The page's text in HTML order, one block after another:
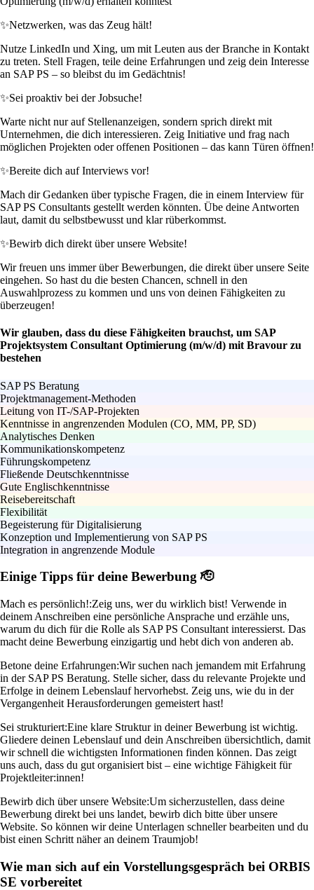
✨Netzwerken, was das Zeug hält!
Nutze LinkedIn und Xing, um mit Leuten aus der Branche in Kontakt
zu treten. Stell Fragen, teile deine Erfahrungen und zeig dein Interesse
an SAP PS – so bleibst du im Gedächtnis!
✨Sei proaktiv bei der Jobsuche!
Warte nicht nur auf Stellenanzeigen, sondern sprich direkt mit
Unternehmen, die dich interessieren. Zeig Initiative und frag nach
möglichen Projekten oder offenen Positionen – das kann Türen öffnen!
✨Bereite dich auf Interviews vor!
Mach dir Gedanken über typische Fragen, die in einem Interview für
SAP PS Consultants gestellt werden könnten. Übe deine Antworten
laut, damit du selbstbewusst und klar rüberkommst.
✨Bewirb dich direkt über unsere Website!
Wir freuen uns immer über Bewerbungen, die direkt über unsere Seite
eingehen. So hast du die besten Chancen, schnell in den
Auswahlprozess zu kommen und uns von deinen Fähigkeiten zu
überzeugen!
Wir glauben, dass du diese Fähigkeiten brauchst, um SAP
Projektsystem Consultant Optimierung (m/w/d) mit Bravour zu
bestehen
SAP PS Beratung
Projektmanagement-Methoden
Leitung von IT-/SAP-Projekten
Kenntnisse in angrenzenden Modulen (CO, MM, PP, SD)
Analytisches Denken
Kommunikationskompetenz
Führungskompetenz
Fließende Deutschkenntnisse
Gute Englischkenntnisse
Reisebereitschaft
Flexibilität
Begeisterung für Digitalisierung
Konzeption und Implementierung von SAP PS
Integration in angrenzende Module
Einige Tipps für deine Bewerbung 🫡
Mach es persönlich!:Zeig uns, wer du wirklich bist! Verwende in
deinem Anschreiben eine persönliche Ansprache und erzähle uns,
warum du dich für die Rolle als SAP PS Consultant interessierst. Das
macht deine Bewerbung einzigartig und hebt dich von anderen ab.
Betone deine Erfahrungen:Wir suchen nach jemandem mit Erfahrung
in der SAP PS Beratung. Stelle sicher, dass du relevante Projekte und
Erfolge in deinem Lebenslauf hervorhebst. Zeig uns, wie du in der
Vergangenheit Herausforderungen gemeistert hast!
Sei strukturiert:Eine klare Struktur in deiner Bewerbung ist wichtig.
Gliedere deinen Lebenslauf und dein Anschreiben übersichtlich, damit
wir schnell die wichtigsten Informationen finden können. Das zeigt
uns auch, dass du gut organisiert bist – eine wichtige Fähigkeit für
Projektleiter:innen!
Bewirb dich über unsere Website:Um sicherzustellen, dass deine
Bewerbung direkt bei uns landet, bewirb dich bitte über unsere
Website. So können wir deine Unterlagen schneller bearbeiten und du
bist einen Schritt näher an deinem Traumjob!
Wie man sich auf ein Vorstellungsgespräch bei ORBIS
SE vorbereitet